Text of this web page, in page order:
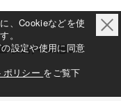
ち上げへの想い
、Cookieなどを使
。
設定や使用に同意
ポリシー をご覧下